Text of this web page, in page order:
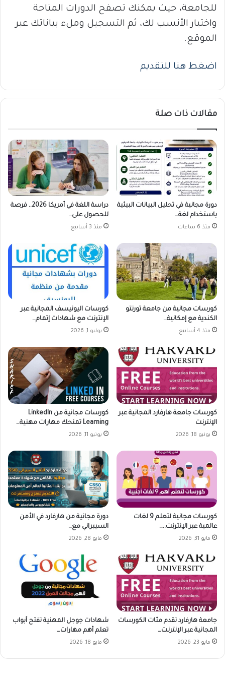
للجامعة، حيث يمكنك تصفح الدورات المتاحة
واختيار الأنسب لك، ثم التسجيل وملء بياناتك عبر
الموقع.
اضغط هنا للتقديم
مقالات ذات صلة
دورة مجانية في تحليل البيانات البيئية
باستخدام لغة…
منذ 6 ساعات
دراسة اللغة في أمريكا 2026.. فرصة
للحصول على…
منذ 3 أسابيع
كورسات مجانية من جامعة تورنتو
الكندية مع إمكانية…
منذ 4 أسابيع
كورسات اليونيسف المجانية عبر
الإنترنت مع شهادات إتمام…
يوليو 1, 2026
كورسات جامعة هارفارد المجانية عبر
الإنترنت
يونيو 18, 2026
كورسات مجانية من LinkedIn
Learning تمنحك مهارات مهنية…
يونيو 11, 2026
كورسات مجانية لتعلم 9 لغات
عالمية عبر الإنترنت..…
مايو 31, 2026
دورة مجانية من هارفارد في الأمن
السيبراني مع…
مايو 28, 2026
جامعة هارفارد تقدم مئات الكورسات
المجانية عبر الإنترنت…
مايو 23, 2026
شهادات جوجل المهنية تفتح أبواب
تعلم أهم مهارات…
مايو 18, 2026